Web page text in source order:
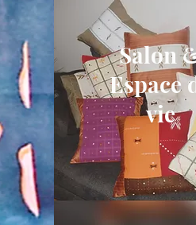
Salon
Espace
vie